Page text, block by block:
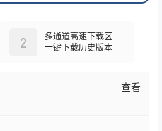
多通道高速下载区
一键下载历史版本
2
查看